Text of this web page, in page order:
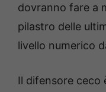
dovranno fare a
pilastro delle
livello numerico
Il difensore ceco